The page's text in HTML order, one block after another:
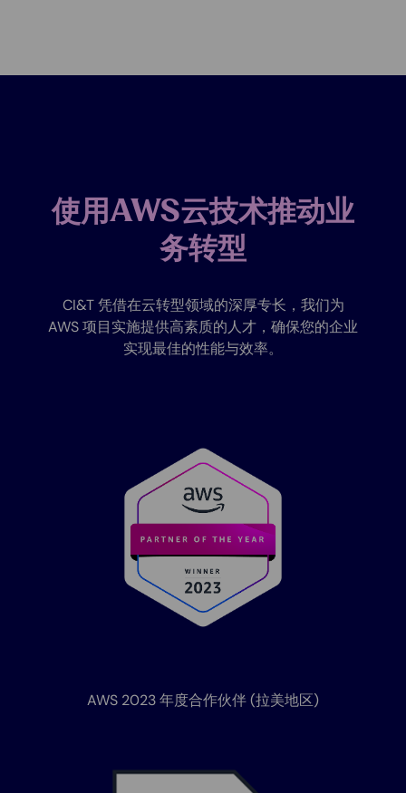
使用AWS云技术推动业
务转型
CI&T 凭借在云转型领域的深厚专长，我们为
AWS 项目实施提供高素质的人才，确保您的企业
实现最佳的性能与效率。
AWS 2023 年度合作伙伴 (拉美地区)